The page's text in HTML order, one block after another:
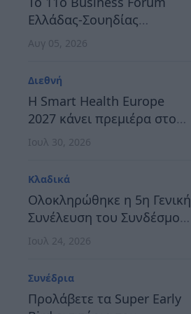
Ελλάδας-Σουηδίας
αναδεικνύει τον δρόμο
καινοτόμο και
ανταγωνιστική Ευρώπη
Αυγ 05, 2026
Διεθνή
H Smart Health Europe
2027 κάνει πρεμιέρα στο
Βερολίνο, στις 26 έως 28
Ιουλ 30, 2026
Κλαδικά
Ολοκληρώθηκε η 5η Γενική
Συνέλευση του Συνδέσμου
Οργανωτών &
Ελλάδος
Ιουλ 24, 2026
Συνέδρια
Προλάβετε τα Super Early